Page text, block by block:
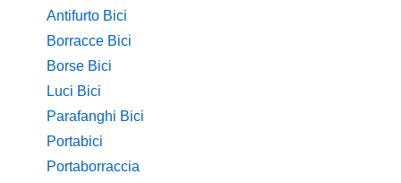
Antifurto Bici
Borracce Bici
Borse Bici
Luci Bici
Parafanghi Bici
Portabici
Portaborraccia